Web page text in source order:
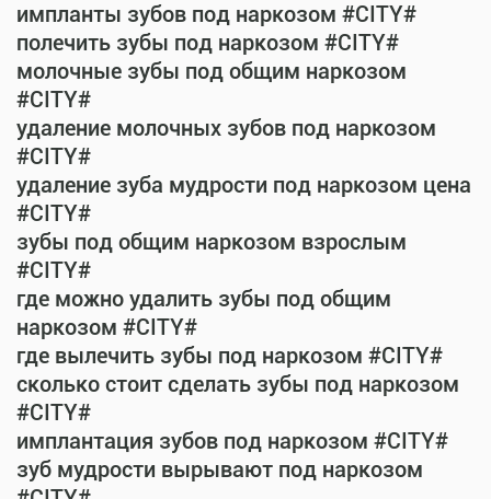
импланты зубов под наркозом #CITY#
полечить зубы под наркозом #CITY#
молочные зубы под общим наркозом
#CITY#
удаление молочных зубов под наркозом
#CITY#
удаление зуба мудрости под наркозом цена
#CITY#
зубы под общим наркозом взрослым
#CITY#
где можно удалить зубы под общим
наркозом #CITY#
где вылечить зубы под наркозом #CITY#
сколько стоит сделать зубы под наркозом
#CITY#
имплантация зубов под наркозом #CITY#
зуб мудрости вырывают под наркозом